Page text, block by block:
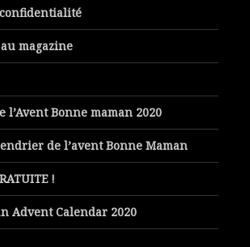
magazine
l’Avent Bonne maman 2020
de l’avent Bonne Maman
!
Advent Calendar 2020